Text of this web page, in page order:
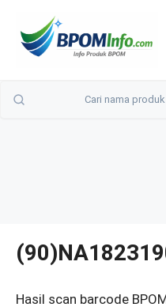
Hasil scan barcode